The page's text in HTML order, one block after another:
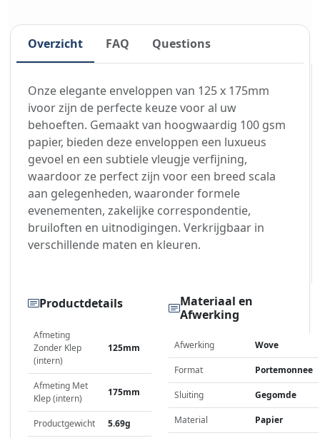
Overzicht FAQ Questions
Onze elegante enveloppen van 125 x 175mm
ivoor zijn de perfecte keuze voor al uw
behoeften. Gemaakt van hoogwaardig 100 gsm
papier, bieden deze enveloppen een luxueus
gevoel en een subtiele vleugje verfijning,
waardoor ze perfect zijn voor een breed scala
aan gelegenheden, waaronder formele
evenementen, zakelijke correspondentie,
bruiloften en uitnodigingen. Verkrijgbaar in
verschillende maten en kleuren.
Productdetails
Afmeting
Zonder Klep
(intern)
125mm
Afmeting Met
Klep (intern)
175mm
Productgewicht 5.69g
Materiaal en
Afwerking
Afwerking Wove
Format Portemonnee
Sluiting Gegomde
Material Papier